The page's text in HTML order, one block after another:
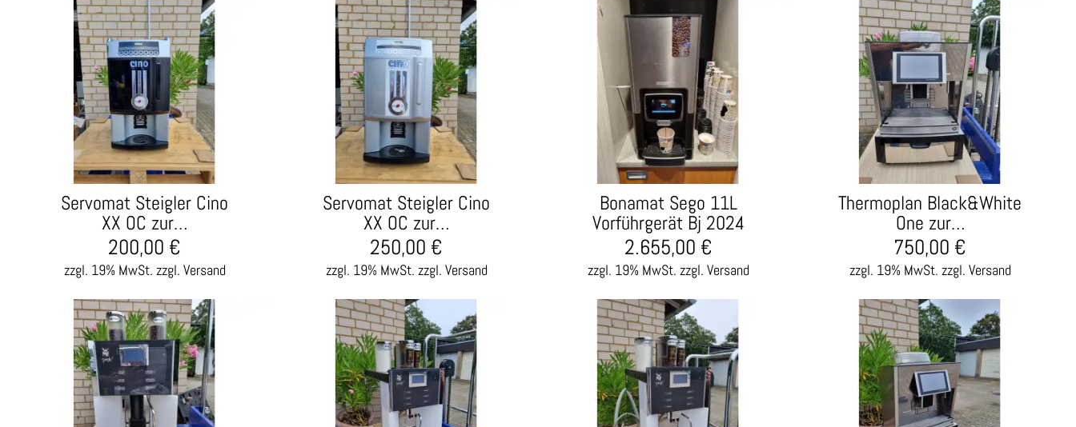
Servomat Steigler Cino
XX OC zur…
zzgl. 19% MwSt. zzgl. Versand
200,00 €
Servomat Steigler Cino
XX OC zur…
zzgl. 19% MwSt. zzgl. Versand
250,00 €
Bonamat Sego 11L
Vorführgerät Bj 2024
zzgl. 19% MwSt. zzgl. Versand
2.655,00 €
Thermoplan Black&White
One zur…
zzgl. 19% MwSt. zzgl. Versand
750,00 €